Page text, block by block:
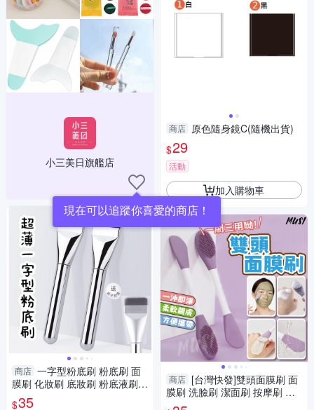
小三美日旗艦店
現在可以追蹤你喜愛的商店！
商店 一字型粉底刷 粉底刷 面
膜刷 化妝刷 底妝刷 粉底液刷
扁平頭無痕 遮瑕化妝刷
$35
商店 原色隨身鏡C(隨機出貨)
$29
活動
加入購物車
商店 [台灣快發]雙頭面膜刷 面
膜刷 洗臉刷 潔面刷 按摩刷 敷
臉刷 一刷多用途 美妝用品 臉部